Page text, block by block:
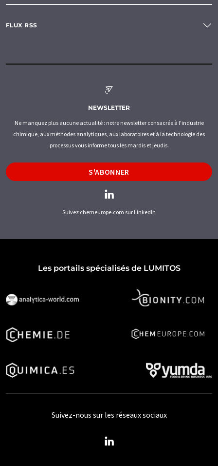
FLUX RSS
NEWSLETTER
Ne manquez plus aucune actualité : notre newsletter consacrée à l'industrie
chimique, aux méthodes analytiques, aux laboratoires et à la technologie des
processus vous informe tous les mardis et jeudis.
S'ABONNER
Suivez chemeurope.com sur LinkedIn
Les portails spécialisés de LUMITOS
Suivez-nous sur les réseaux sociaux